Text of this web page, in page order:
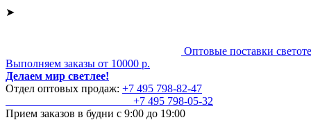
➤
Оптовые поставки
Выполняем заказы от 10000 р.
Делаем мир светлее!
Отдел оптовых продаж: +7 495 798-82-47
+7 495 798-05-32
Прием заказов в будни с 9:00 до 19:00